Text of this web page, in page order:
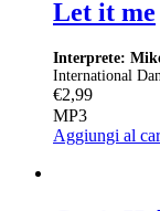
Let it me
Interprete:
International
€2,99
MP3
Aggiungi al